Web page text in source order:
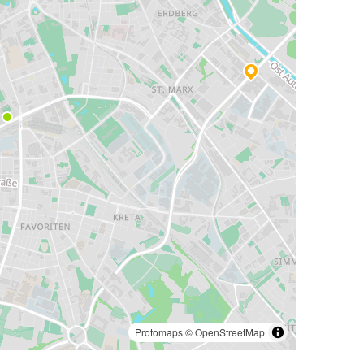
Protomaps©OpenStreetMap